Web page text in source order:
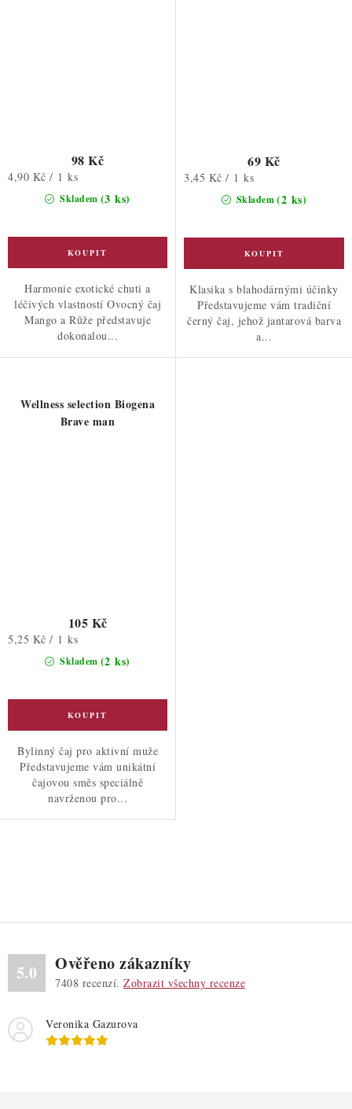
Skladem (3 ks)
98 Kč
Měrná
4,90 Kč / 1 ks
Harmonie exotické chuti a
léčivých vlastností Ovocný čaj
Mango a Růže představuje
dokonalou...
Skladem(2 ks)
69 Kč
Měrná
3,45 Kč / 1 ks
Klasika s blahodárnými účinky
Představujeme vám tradiční
černý čaj, jehož jantarová barva
a...
Wellness selection Biogena
Brave man
Skladem (2 ks)
105 Kč
Měrná
5,25 Kč / 1 ks
Bylinný čaj pro aktivní muže
Představujeme vám unikátní
čajovou směs speciálně
navrženou pro...
á
d
c
p
5.0 Ověřeno zákazníky
7408 recenzí. Zobrazit všechny recenze
Veronika Gazurova